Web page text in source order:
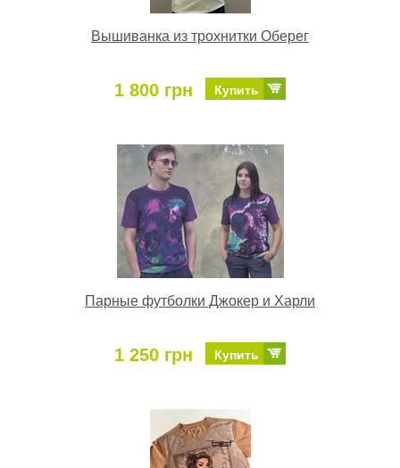
Вышиванка из трохнитки Оберег
1 800 грн Купить
Парные футболки Джокер и Харли
1 250 грн Купить